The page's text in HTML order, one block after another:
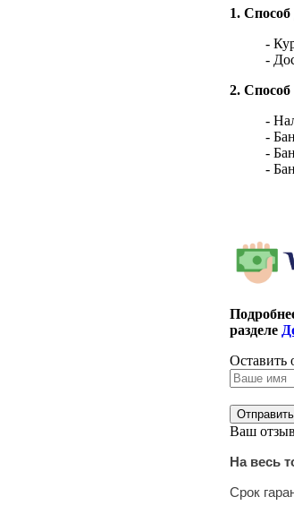
1. Способ
-
-
2.
-
-
-
-
разделе
Оставить
Ваш
На весь
Срок